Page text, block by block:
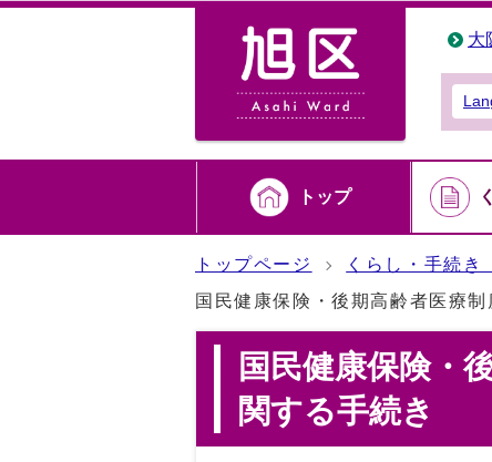
大
トップ
トップページ くらし・手続き
国民健康保険・後期高齢者医療
国民健康保険・
関する手続き